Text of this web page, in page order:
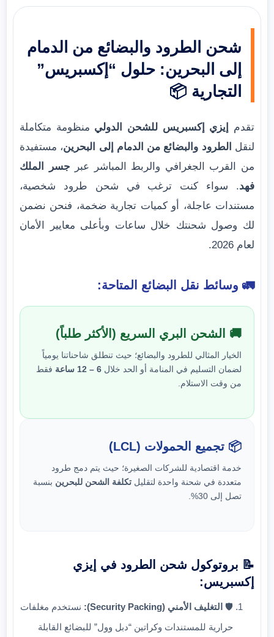
شحن الطرود والبضائع من الدمام
إلى البحرين: حلول “إكسبريس”
التجارية 📦
تقدم إيزي إكسبريس للشحن الدولي منظومة متكاملة
لنقل الطرود والبضائع من الدمام إلى البحرين، مستفيدة
من القرب الجغرافي والربط المباشر عبر جسر الملك
فهد. سواء كنت ترغب في شحن طرود شخصية،
مستندات عاجلة، أو كميات تجارية ضخمة، فنحن نضمن
لك وصول شحنتك خلال ساعات وبأعلى معايير الأمان
لعام 2026.
🚛 وسائط نقل البضائع المتاحة:
🚚 الشحن البري السريع (الأكثر طلباً)
الخيار المثالي للطرود والبضائع؛ حيث تنطلق شاحناتنا يومياً
لضمان التسليم في المنامة أو الحد خلال 6 – 12 ساعة
فقط
من وقت الاستلام.
📦 تجميع الحمولات (LCL)
خدمة اقتصادية للشركات الصغيرة؛ حيث يتم دمج طرود
متعددة في شحنة واحدة لتقليل تكلفة الشحن للبحرين بنسبة
تصل إلى 30%.
📝 بروتوكول شحن الطرود في إيزي
إكسبريس:
🛡️ التغليف الأمني (Security Packing):
نستخدم مغلفات
حرارية للمستندات وكراتين “دبل وول” للبضائع القابلة